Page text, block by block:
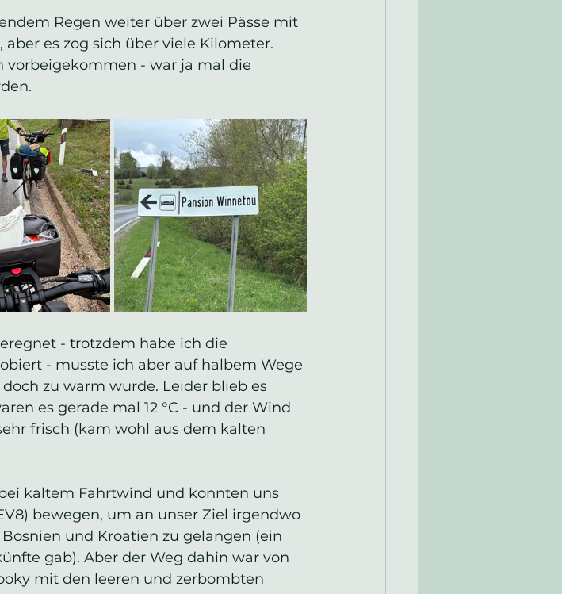
Regen weiter über zwei Pässe mit
es zog sich über viele Kilometer.
vorbeigekommen - war ja mal die
- trotzdem habe ich die
- musste ich aber auf halbem Wege
zu warm wurde. Leider blieb es
es gerade mal 12 °C - und der Wind
frisch (kam wohl aus dem kalten
kaltem Fahrtwind und konnten uns
bewegen, um an unser Ziel irgendwo
und Kroatien zu gelangen (ein
gab). Aber der Weg dahin war von
mit den leeren und zerbombten